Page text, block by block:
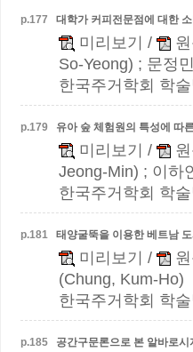
p.177 대학가 커피전문점에 대한
미리보기 /
So-Yeong) ; 문정
한국주거학회 학
p.179 유아 숲 체험원의 특성에 따
미리보기 /
Jeong-Min) ; 이하
한국주거학회 학
p.181 태양굴뚝을 이용한 베트남
미리보기 /
(Chung, Kum-Ho)
한국주거학회 학
p.185 공간구문론으로 본 알바로